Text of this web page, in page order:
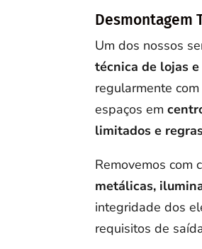
Desmontagem
Um dos nossos
técnica de lojas
regularmente
espaços em
limitados e
Removemos com
metálicas,
integridade dos
requisitos de